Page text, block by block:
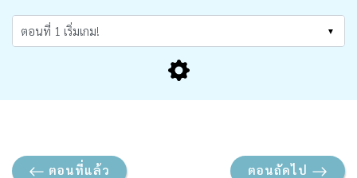
ตอนที่แล้ว ตอนถัดไป